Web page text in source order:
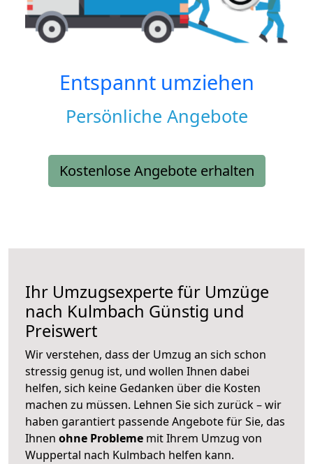
Entspannt umziehen
Persönliche Angebote
Kostenlose Angebote erhalten
Ihr Umzugsexperte für Umzüge
nach Kulmbach Günstig und
Preiswert
Wir verstehen, dass der Umzug an sich schon
stressig genug ist, und wollen Ihnen dabei
helfen, sich keine Gedanken über die Kosten
machen zu müssen. Lehnen Sie sich zurück – wir
haben garantiert passende Angebote für Sie, das
Ihnen ohne Probleme mit Ihrem Umzug von
Wuppertal nach Kulmbach helfen kann.